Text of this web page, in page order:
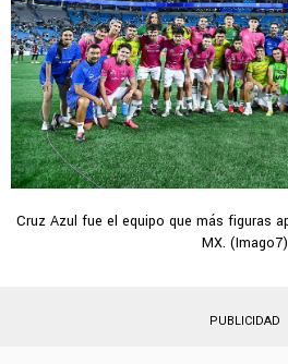
Cruz Azul fue el equipo que más figuras
MX. (Imago7)
PUBLICIDAD